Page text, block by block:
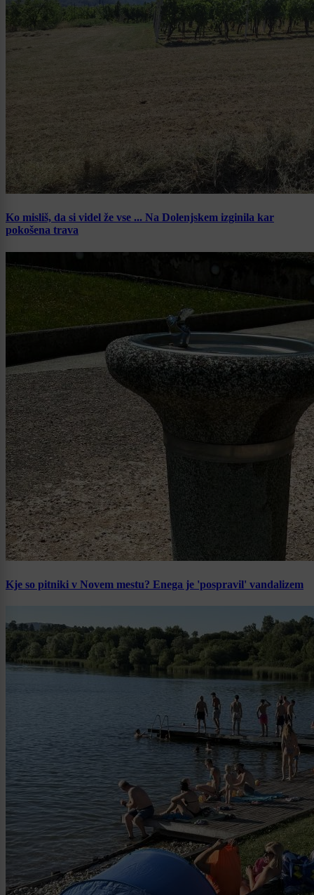
Ko misliš, da si videl že vse ... Na Dolenjskem izginila kar
pokošena trava
Kje so pitniki v Novem mestu? Enega je 'pospravil' vandalizem